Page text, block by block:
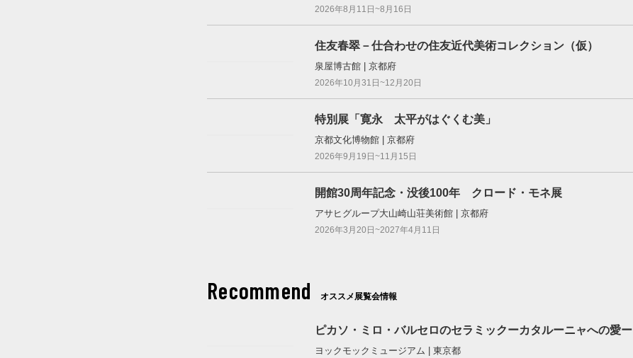
2026年8月11日~8月16日
住友春翠－仕合わせの住友近代美術コレクション（仮）
泉屋博古館 | 京都府
2026年10月31日~12月20日
特別展「寛永 太平がはぐくむ美」
京都文化博物館 | 京都府
2026年9月19日~11月15日
開館30周年記念・没後100年 クロード・モネ展
アサヒグループ大山崎山荘美術館 | 京都府
2026年3月20日~2027年4月11日
Recommend オススメ展覧会情報
ピカソ・ミロ・バルセロのセラミックーカタルーニャへの愛ー
ヨックモックミュージアム | 東京都